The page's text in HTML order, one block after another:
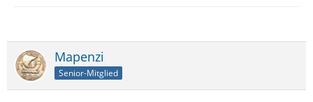
Mapenzi
Senior-Mitglied